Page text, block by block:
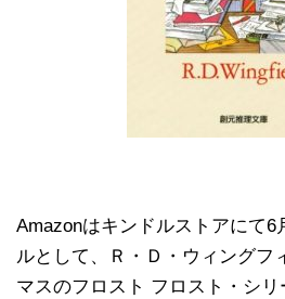
Amazonはキンドルストアにて6
ルとして、Ｒ・Ｄ・ウィングフ
マスのフロスト フロスト・シ